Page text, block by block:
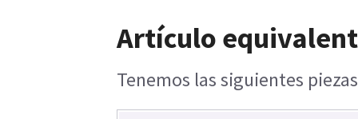
Artículo
Tenemos las siguientes